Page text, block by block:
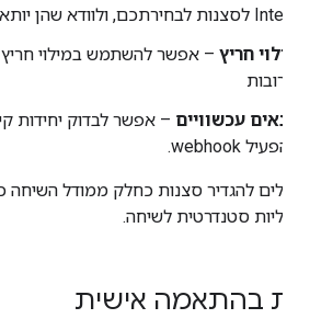
Intent לסצנות לבחירתכם, ולוודא שהן יותאמו רק כאשר הסצנות האלה פעילות.
מילוי חריץ – אפשר להשתמש במילוי חריץ
מרובות
תנאים עכשוויים
להפעיל webhook.
אתם יכולים להגדיר סצנות כחלק ממודל השיחה
פונקציונליות סטנדרטית לשיחה.
סצנות בהתאמה אישית